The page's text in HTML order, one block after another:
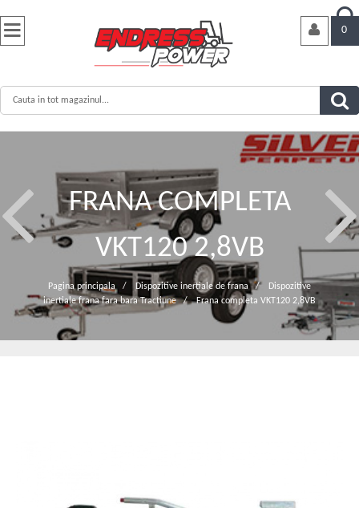

0

FRANA COMPLETA
VKT120 2,8VB
Pagina principala / Dispozitive inertiale de frana /
Dispozitive
inertiale frana fara bara Tractiune
/ Frana completa VKT120 2,8VB